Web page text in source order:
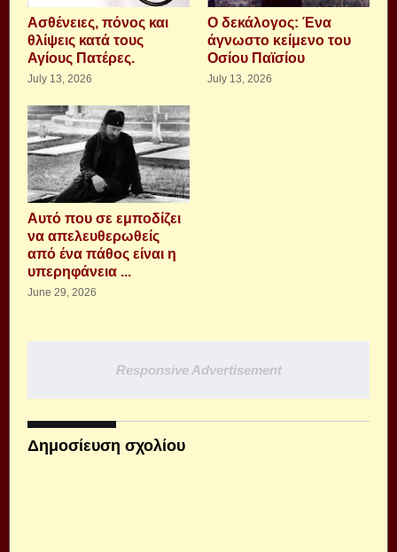
Aσθένειες, πόνος και
θλίψεις κατά τους
Αγίους Πατέρες.
July 13, 2026
Ο δεκάλογος: Ένα
άγνωστο κείμενο του
Οσίου Παϊσίου
July 13, 2026
Αυτό που σε εμποδίζει
να απελευθερωθείς
από ένα πάθος είναι η
υπερηφάνεια ...
June 29, 2026
Responsive Advertisement
Δημοσίευση σχολίου